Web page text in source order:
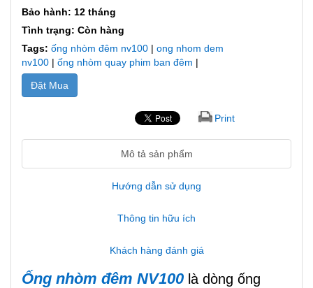
Bảo hành: 12 tháng
Tình trạng: Còn hàng
Tags: ống nhòm đêm nv100 | ong nhom dem
nv100 | ống nhòm quay phim ban đêm |
Đặt Mua
Print
Mô tả sản phẩm
Hướng dẫn sử dụng
Thông tin hữu ích
Khách hàng đánh giá
Ống nhòm đêm NV100 là dòng ống